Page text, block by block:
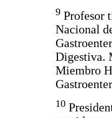
9 Profesor
Nacional
Digestiva.
Miembro
10